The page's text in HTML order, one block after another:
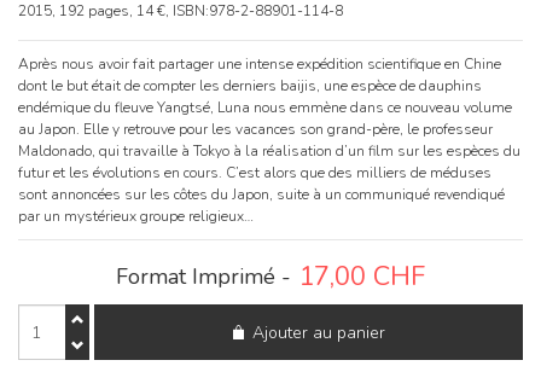
2015, 192 pages, 14 €, ISBN:978-2-88901-114-8
Après nous avoir fait partager une intense expédition scientifique en Chine
dont le but était de compter les derniers baijis, une espèce de dauphins
endémique du fleuve Yangtsé, Luna nous emmène dans ce nouveau volume
au Japon. Elle y retrouve pour les vacances son grand-père, le professeur
Maldonado, qui travaille à Tokyo à la réalisation d’un film sur les espèces du
futur et les évolutions en cours. C’est alors que des milliers de méduses
sont annoncées sur les côtes du Japon, suite à un communiqué revendiqué
par un mystérieux groupe religieux…
Format Imprimé - 17,00 CHF
La
Ajouter au panier